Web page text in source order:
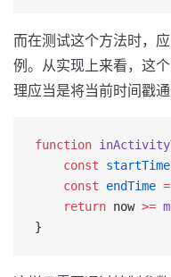
而在测试这个方法时，
例。从实现上来看，这
理应当是将当前时间戳
function
    const
startTime
    const
endTime =
    return
now >=
}